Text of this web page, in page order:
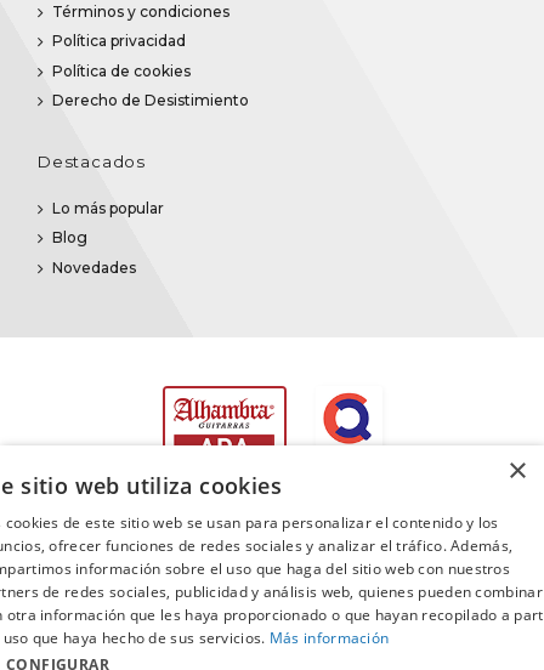
Términos y condiciones
Política privacidad
Política de cookies
Derecho de Desistimiento
Destacados
Lo más popular
Blog
Novedades
©2025 Promusica· Todos los derechos reservados
×
sitio web utiliza cookies
cookies de este sitio web se usan para personalizar el contenido y los
ofrecer funciones de redes sociales y analizar el tráfico. Además,
información sobre el uso que haga del sitio web con nuestros
de redes sociales, publicidad y análisis web, quienes pueden
otra información que les haya proporcionado o que hayan recopilado a
que haya hecho de sus servicios. Más información
CONFIGURAR